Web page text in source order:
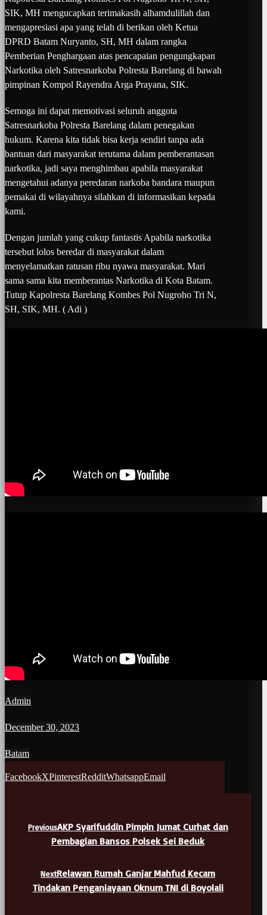
SIK, MH mengucapkan terimakasih alhamdulillah dan
mengapresiasi apa yang telah di berikan oleh Ketua
DPRD Batam Nuryanto, SH, MH dalam rangka
Pemberian Penghargaan atas pencapaian pengungkapan
Narkotika oleh Satresnarkoba Polresta Barelang di bawah
pimpinan Kompol Rayendra Arga Prayana, SIK.
Semoga ini dapat memotivasi seluruh anggota
Satresnarkoba Polresta Barelang dalam penegakan
hukum. Karena kita tidak bisa kerja sendiri tanpa ada
bantuan dari masyarakat terutama dalam pemberantasan
narkotika, jadi saya menghimbau apabila masyarakat
mengetahui adanya peredaran narkoba bandara maupun
pemakai di wilayahnya silahkan di informasikan kepada
kami.
Dengan jumlah yang cukup fantastis Apabila narkotika
tersebut lolos beredar di masyarakat dalam
menyelamatkan ratusan ribu nyawa masyarakat. Mari
sama sama kita memberantas Narkotika di Kota Batam.
Tutup Kapolresta Barelang Kombes Pol Nugroho Tri N,
SH, SIK, MH. ( Adi )
Admin
December 30, 2023
Batam
FacebookXPinterestRedditWhatsappEmail
PreviousAKP Syarifuddin Pimpin Jumat Curhat dan
Pembagian Bansos Polsek Sei Beduk
NextRelawan Rumah Ganjar Mahfud Kecam
Tindakan Penganiayaan Oknum TNI di Boyolali